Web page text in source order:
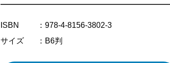
ISBN
：978-4-8156-3802-3
サイズ
：B6判